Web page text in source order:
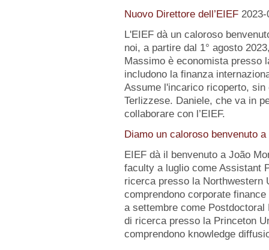
Nuovo Direttore dell’EIEF 2023-
L'EIEF dà un caloroso
noi, a partire dal 1° agosto
Massimo è economista presso
includono la finanza
Assume l'incarico ricoperto, sin
Terlizzese. Daniele, che va in
collaborare con l’EIEF.
Diamo un caloroso benvenuto
EIEF dà il benvenuto a João
faculty a luglio come Assistant
ricerca presso la
comprendono corporate
a settembre come
di ricerca presso la Princeton
comprendono knowledge